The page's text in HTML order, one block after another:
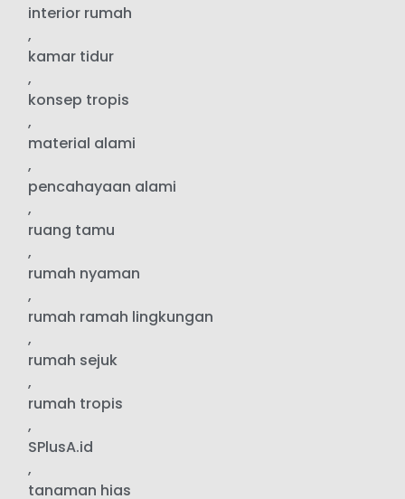
interior rumah
,
kamar tidur
,
konsep tropis
,
material alami
,
pencahayaan alami
,
ruang tamu
,
rumah nyaman
,
rumah ramah lingkungan
,
rumah sejuk
,
rumah tropis
,
SPlusA.id
,
tanaman hias